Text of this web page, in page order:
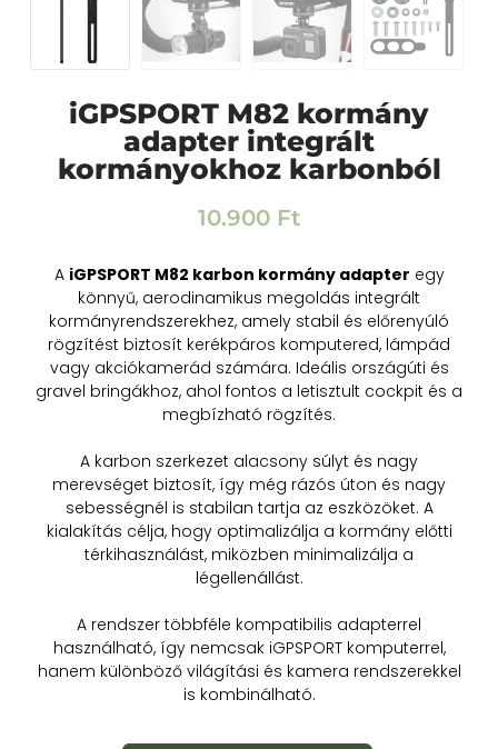
iGPSPORT M82 kormány
adapter integrált
kormányokhoz karbonból
10.900 Ft
A iGPSPORT M82 karbon kormány adapter egy
könnyű, aerodinamikus megoldás integrált
kormányrendszerekhez, amely stabil és előrenyúló
rögzítést biztosít kerékpáros komputered, lámpád
vagy akciókamerád számára. Ideális országúti és
gravel bringákhoz, ahol fontos a letisztult cockpit és a
megbízható rögzítés.
A karbon szerkezet alacsony súlyt és nagy
merevséget biztosít, így még rázós úton és nagy
sebességnél is stabilan tartja az eszközöket. A
kialakítás célja, hogy optimalizálja a kormány előtti
térkihasználást, miközben minimalizálja a
légellenállást.
A rendszer többféle kompatibilis adapterrel
használható, így nemcsak iGPSPORT komputerrel,
hanem különböző világítási és kamera rendszerekkel
is kombinálható.